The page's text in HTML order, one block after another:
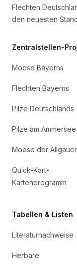
Flechten
den neuesten
Zentralstellen-
Moose Bayerns
Flechten Bayerns
Pilze Deutschlands
Pilze am Ammersee
Moose der
Quick-Kart-
Kartenprogramm
Tabellen & Listen
Literaturnachweise
Herbare